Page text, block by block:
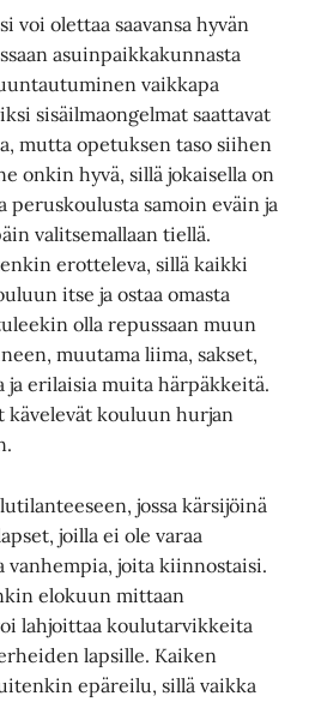
voi olettaa saavansa hyvän
asuinpaikkakunnasta
vaikkapa
sisäilmaongelmat saattavat
mutta opetuksen taso siihen
onkin hyvä, sillä jokaisella on
peruskoulusta samoin eväin ja
valitsemallaan tiellä.
erotteleva, sillä kaikki
itse ja ostaa omasta
olla repussaan muun
muutama liima, sakset,
ja erilaisia muita härpäkkeitä.
kävelevät kouluun hurjan
jossa kärsijöinä
joilla ei ole varaa
vanhempia, joita kiinnostaisi.
elokuun mittaan
lahjoittaa koulutarvikkeita
lapsille. Kaiken
epäreilu, sillä vaikka